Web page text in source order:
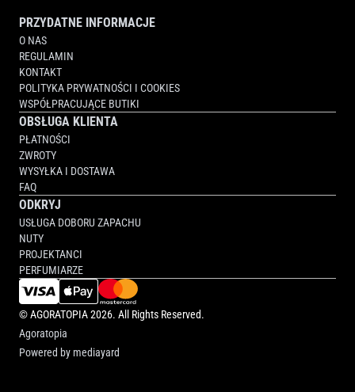
PRZYDATNE INFORMACJE
O NAS
REGULAMIN
KONTAKT
POLITYKA PRYWATNOŚCI I COOKIES
WSPÓŁPRACUJĄCE BUTIKI
OBSŁUGA KLIENTA
PŁATNOŚCI
ZWROTY
WYSYŁKA I DOSTAWA
FAQ
ODKRYJ
USŁUGA DOBORU ZAPACHU
NUTY
PROJEKTANCI
PERFUMIARZE
©AGORATOPIA2026. All Rights Reserved.
Agoratopia
Powered by mediayard